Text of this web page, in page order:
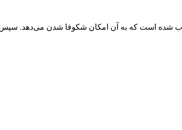
شده است که به آن امکان شکوفا شدن می‌دهد. سپس